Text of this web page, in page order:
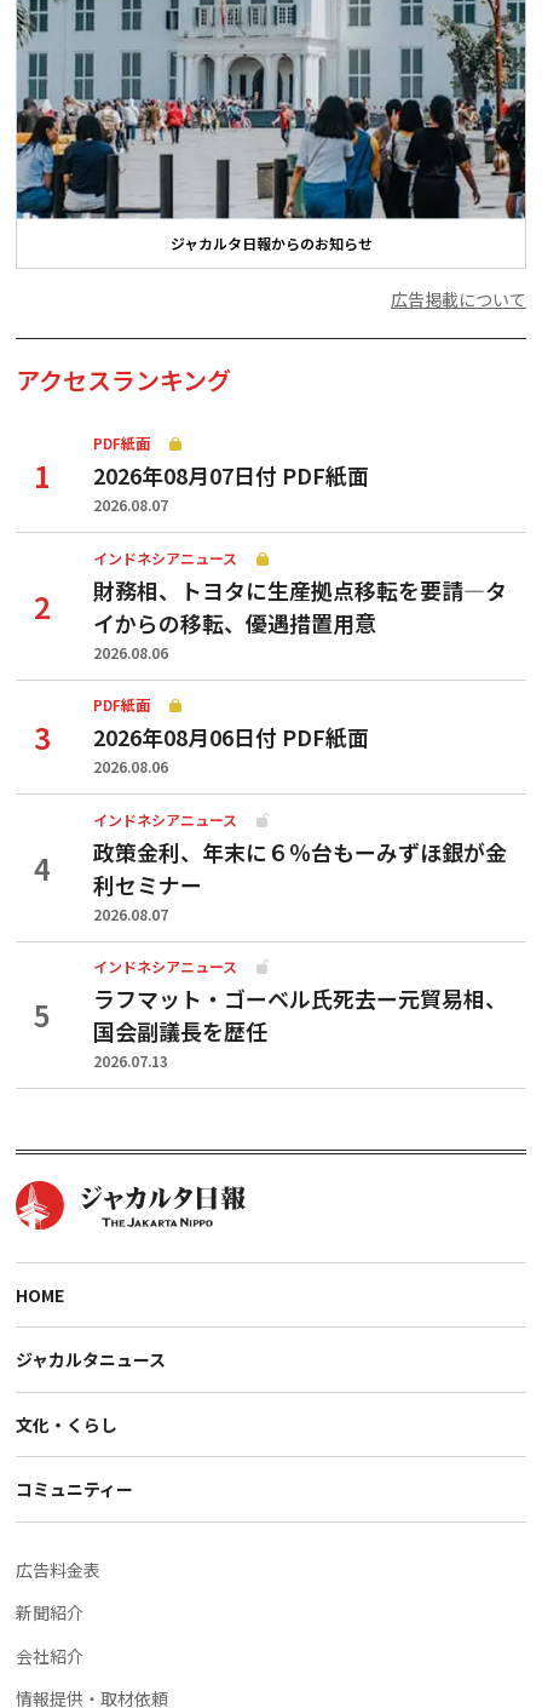
ジャカルタ日報からのお知らせ
広告掲載について
アクセスランキング
PDF紙面
2026年08月07日付 PDF紙面
2026.08.07
インドネシアニュース
財務相、トヨタに生産拠点移転を要請—タ
イからの移転、優遇措置用意
2026.08.06
PDF紙面
2026年08月06日付 PDF紙面
2026.08.06
インドネシアニュース
政策金利、年末に６％台もーみずほ銀が金
利セミナー
2026.08.07
インドネシアニュース
ラフマット・ゴーベル氏死去ー元貿易相、
国会副議長を歴任
2026.07.13
HOME
ジャカルタニュース
文化・くらし
コミュニティー
広告料金表
新聞紹介
会社紹介
情報提供・取材依頼